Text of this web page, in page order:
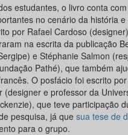
estudantes, o livro conta com
no cenário da história e
por Rafael Cardoso
na escrita da publicação
e Stéphanie Salmon
Pathé), que também
O posfácio foi escrito
(designer e professor da
que teve participação
pesquisa, já que sua tese de
para o grupo.